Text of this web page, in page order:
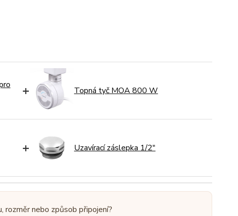
+ Topná tyč MOA 800 W
+ Uzavírací záslepka 1/2"
rozměr nebo způsob připojení?